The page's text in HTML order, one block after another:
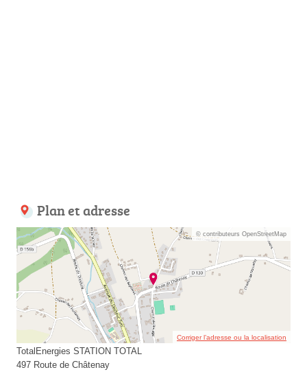
Plan et adresse
© contributeurs OpenStreetMap
Corriger l’adresse ou la localisation
TotalEnergies STATION TOTAL
497 Route de Châtenay